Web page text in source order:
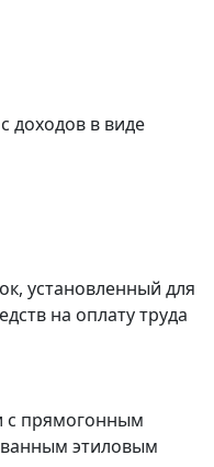
доходов в виде
установленный для
на оплату труда
с прямогонным
этиловым